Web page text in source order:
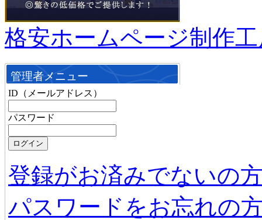
格安ホームページ制作
管理者メニュー
ID（メールアドレス）
パスワード
登録がお済みでないの
パスワードをお忘れの